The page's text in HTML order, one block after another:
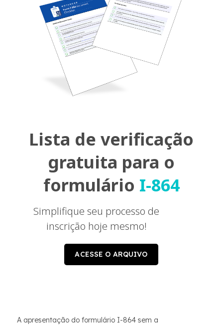
Lista de verificação
gratuita para o
formulário I-864
Simplifique seu processo de
inscrição hoje mesmo!
ACESSE O ARQUIVO
A apresentação do formulário I-864 sem a